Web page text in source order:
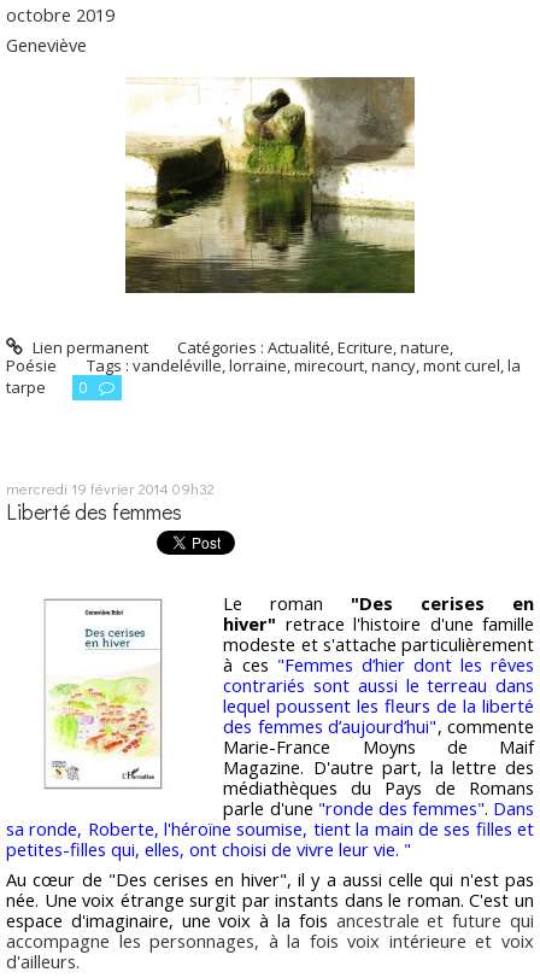
octobre 2019
Geneviève
Lien permanent Catégories :Actualité,Ecriture,nature,
Poésie
Tags : vandeléville,lorraine,mirecourt,nancy,mont curel,la
tarpe
0
mercredi 19 février 2014 09h32
Liberté des femmes
Le roman "Des cerises en
hiver" retrace l'histoire d'une famille
modeste et s'attache particulièrement
à ces "Femmes d’hier dont les rêves
contrariés sont aussi le terreau dans
lequel poussent les fleurs de la liberté
des femmes d’aujourd’hui", commente
Marie-France Moyns de Maif
Magazine. D'autre part, la lettre des
médiathèques du Pays de Romans
parle d'une "ronde des femmes". Dans
sa ronde, Roberte, l'héroïne soumise, tient la main de ses filles et
petites-filles qui, elles, ont choisi de vivre leur vie. "
Au cœur de "Des cerises en hiver", il y a aussi celle qui n'est pas
née. Une voix étrange surgit par instants dans le roman. C'est un
espace d'imaginaire, une voix à la fois ancestrale et future qui
accompagne les personnages, à la fois voix intérieure et voix
d'ailleurs.